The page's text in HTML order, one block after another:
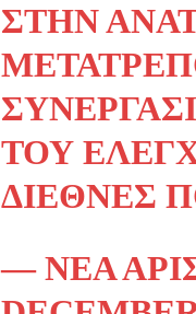
ΣΤΗΝ
ΤΟΥ
ΔΙΕΘΝΈΣ
— ΝΈΑ